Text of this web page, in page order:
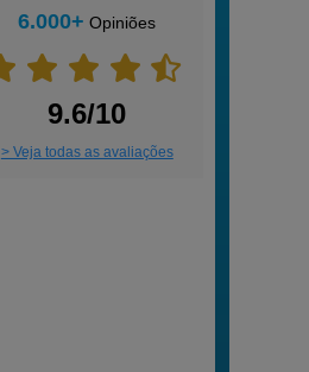
6.000+ Opiniões
9.6/10
> Veja todas as avaliações